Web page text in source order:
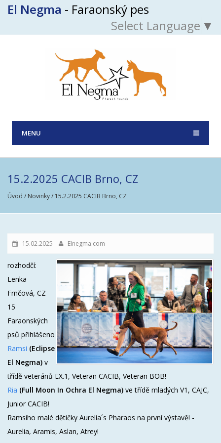
El Negma - Faraonský pes
Select Language ▼
MENU
15.2.2025 CACIB Brno, CZ
Úvod / Novinky/ 15.2.2025 CACIB Brno, CZ
15.02.2025 Elnegma.com
rozhodčí:
Lenka
Frnčová, CZ
15
Faraonských
psů přihlášeno
Ramsi (Eclipse
El Negma) v
třídě veteránů EX.1, Veteran CACIB, Veteran BOB!
Ria (Full Moon In Ochra El Negma) ve třídě mladých V1, CAJC,
Junior CACIB!
Ramsiho malé dětičky Aurelia´s Pharaos na první výstavě! -
Aurelia, Aramis, Aslan, Atrey!